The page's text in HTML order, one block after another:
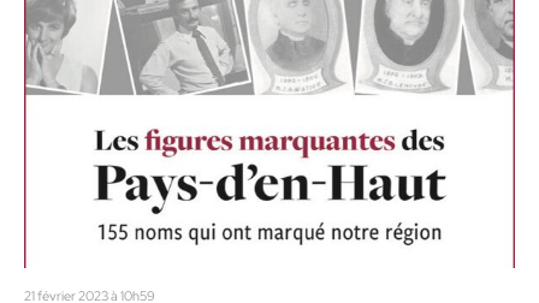
21 février 2023 à 10h59